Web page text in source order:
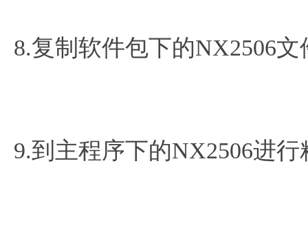
8.复制软件包下的NX2506文
9.到主程序下的NX2506进